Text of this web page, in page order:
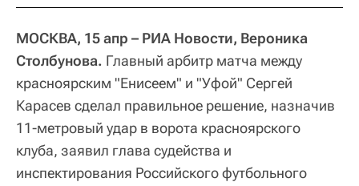
МОСКВА, 15 апр – РИА Новости, Вероника
Столбунова. Главный арбитр матча между
красноярским "Енисеем" и "Уфой" Сергей
Карасев сделал правильное решение, назначив
11-метровый удар в ворота красноярского
клуба, заявил глава судейства и
инспектирования Российского футбольного